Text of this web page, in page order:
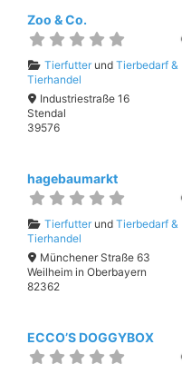
Zoo & Co.
Tierfutterund Tierbedarf &
Tierhandel
Industriestraße 16
Stendal
39576
hagebaumarkt
Tierfutterund Tierbedarf &
Tierhandel
Münchener Straße 63
Weilheim in Oberbayern
82362
ECCO’S DOGGYBOX